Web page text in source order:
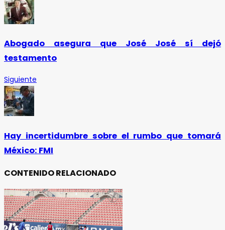
Abogado asegura que José José sí dejó
testamento
Siguiente
Hay incertidumbre sobre el rumbo que tomará
México: FMI
CONTENIDO RELACIONADO